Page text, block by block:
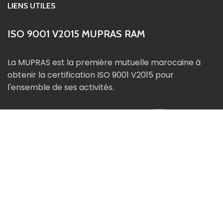
LIENS UTILES
ISO 9001 V2015 MUPRAS RAM
La MUPRAS est la première mutuelle marocaine à
obtenir la certification ISO 9001 V2015 pour
l'ensemble de ses activités.